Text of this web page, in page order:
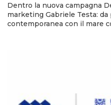
Dentro la nuova campagna
marketing Gabriele Testa:
contemporanea con il mare